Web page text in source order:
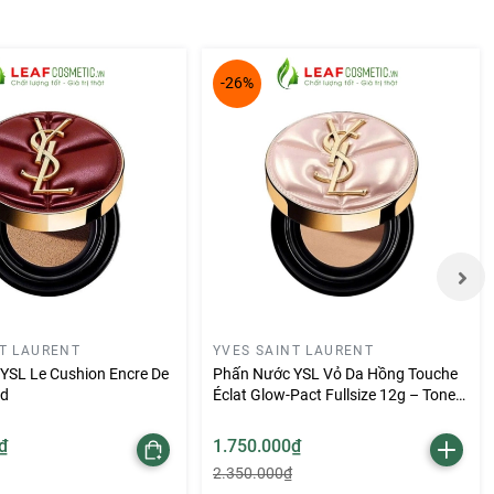
LAURENT
Le Cushion Encre De
-26%
YVES SAINT LAURENT
Phấn Nước YSL Vỏ Da Hồng Touche
Éclat Glow-Pact Fullsize 12g – Tone
1.750.000₫
2.350.000₫